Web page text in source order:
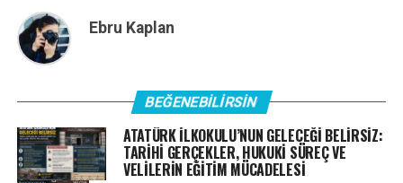
Ebru Kaplan
BEĞENEBILIRSIN
ATATÜRK İLKOKULU’NUN GELECEĞİ BELİRSİZ:
TARİHİ GERÇEKLER, HUKUKİ SÜREÇ VE
VELİLERİN EĞİTİM MÜCADELESİ